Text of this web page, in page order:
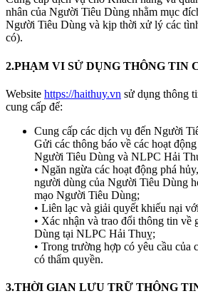
nhân của Người Tiêu Dùng nhằm mục
Người Tiêu Dùng và kịp thời xử lý các
có).
2.PHẠM VI SỬ DỤNG THÔNG TIN
Website https://haithuy.vn sử dụng thông
cung cấp để:
Cung cấp các dịch vụ đến Người
Gửi các thông báo về các hoạt
Người Tiêu Dùng và NLPC Hải
• Ngăn ngừa các hoạt động phá
người dùng của Người Tiêu Dùng
mạo Người Tiêu Dùng;
• Liên lạc và giải quyết khiếu nại
• Xác nhận và trao đổi thông tin về
Dùng tại NLPC Hải Thuỵ;
• Trong trường hợp có yêu cầu của
có thẩm quyền.
3.THỜI GIAN LƯU TRỮ THÔNG